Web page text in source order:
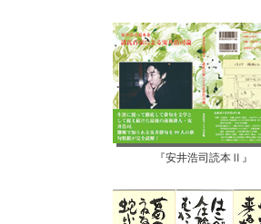
『安井浩司読本Ⅱ』